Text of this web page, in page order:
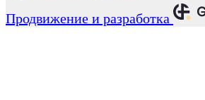
Продвижение и разработка